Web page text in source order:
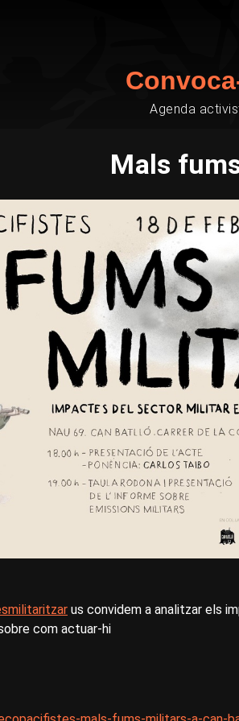
Agenda
Mals
us convidem a analitzar els
com actuar-hi